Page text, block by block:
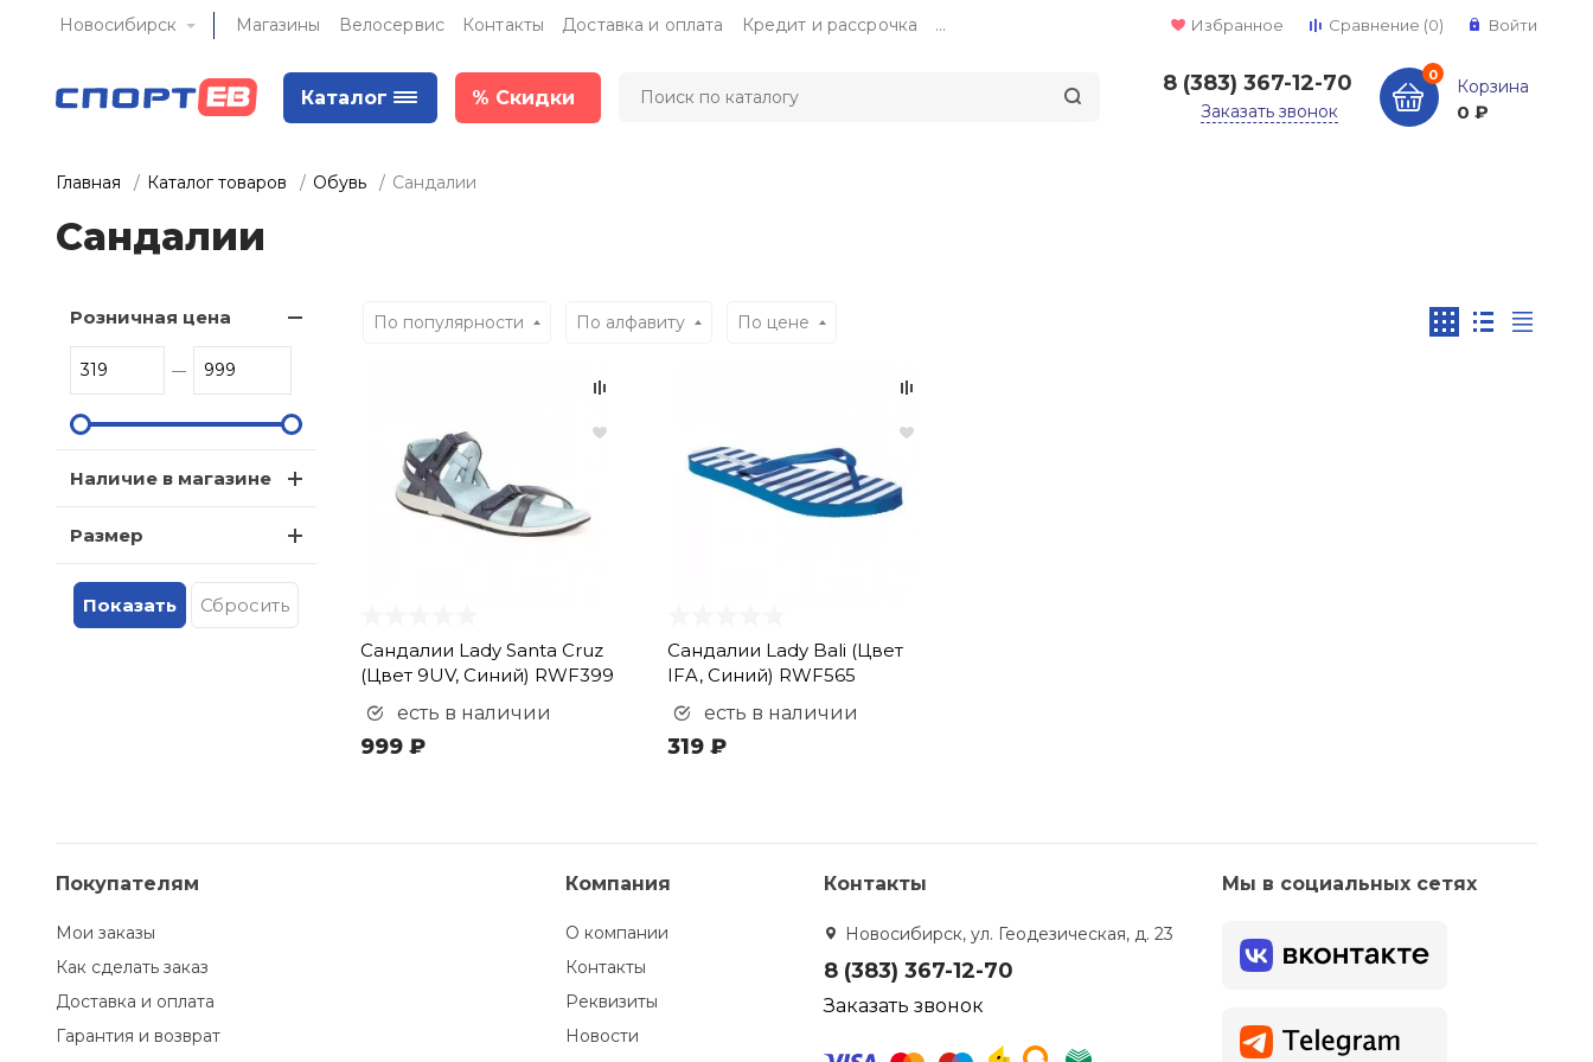
Новосибирск Магазины Велосервис Контакты Доставка и оплата Кредит и рассрочка ... Избранное Сравнение (0) Войти
Каталог % Скидки
8 (383) 367-12-70
Заказать звонок
0
Корзина
0 ₽
Главная Каталог товаров Обувь Сандалии
Сандалии
Розничная цена
Наличие в магазине
Размер
По популярности По алфавиту По цене
Сандалии Lady Santa Cruz
(Цвет 9UV, Синий) RWF399
есть в наличии
999 ₽
Сандалии Lady Bali (Цвет
IFA, Синий) RWF565
есть в наличии
319 ₽
Покупателям
Мои заказы
Как сделать заказ
Доставка и оплата
Гарантия и возврат
Компания
О компании
Контакты
Реквизиты
Новости
Контакты
Новосибирск, ул. Геодезическая, д. 23
8 (383) 367-12-70
Заказать звонок
Мы в социальных сетях